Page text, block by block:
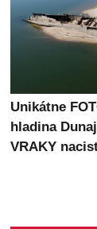
Unikátne
hladina
VRAKY